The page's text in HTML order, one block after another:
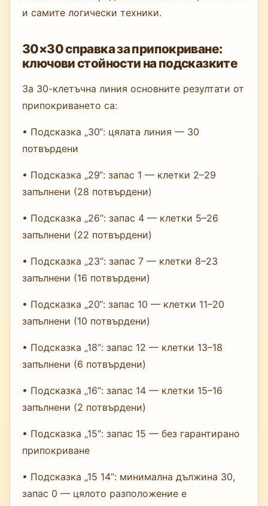
и самите логически техники.
30×30 справка за припокриване:
ключови стойности на подсказките
За 30-клетъчна линия основните резултати от
припокриването са:
• Подсказка „30“: цялата линия — 30
потвърдени
• Подсказка „29“: запас 1 — клетки 2–29
запълнени (28 потвърдени)
• Подсказка „26“: запас 4 — клетки 5–26
запълнени (22 потвърдени)
• Подсказка „23“: запас 7 — клетки 8–23
запълнени (16 потвърдени)
• Подсказка „20“: запас 10 — клетки 11–20
запълнени (10 потвърдени)
• Подсказка „18“: запас 12 — клетки 13–18
запълнени (6 потвърдени)
• Подсказка „16“: запас 14 — клетки 15–16
запълнени (2 потвърдени)
• Подсказка „15“: запас 15 — без гарантирано
припокриване
• Подсказка „15 14“: минимална дължина 30,
запас 0 — цялото разположение е